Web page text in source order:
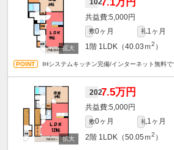
102
5,000円
敷0ヶ月 礼1ヶ月
1階 1LDK（40.03ｍ2 ）
IHシステムキッチン完備/インターネット無料で
2027.5万円
5,000円
敷0ヶ月 礼1ヶ月
2階 1LDK（50.05ｍ2 ）